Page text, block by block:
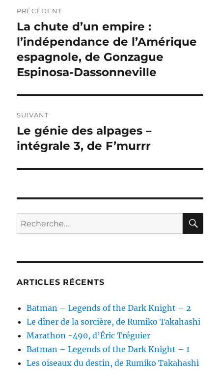
de
l’article
PRÉCÉDENT
Publication
précédente :
La chute d’un empire :
l’indépendance de l’Amérique
espagnole, de Gonzague
Espinosa-Dassonneville
SUIVANT
Publication
suivante :
Le génie des alpages –
intégrale 3, de F’murrr
Recherche
pour :
ARTICLES RÉCENTS
Batman – Legends of the Dark Knight – 2
Le dîner de la sorcière, de Rumiko Takahashi
Marathon -490, d’Éric Tréguier
Batman – Legends of the Dark Knight – 1
Les oiseaux du destin, de Rumiko Takahashi